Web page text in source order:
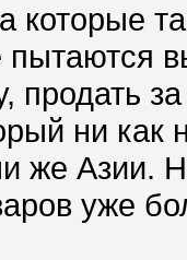
которые
продать
ни
же Азии.
уже